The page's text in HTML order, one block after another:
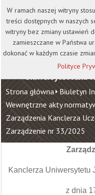
Kontakt
Wirtualna Uczelnia
Uniwersytet Jana
Strona główna Biuletyn
Wewnętrzne akty
Zarządzenia Kanclerza
Zarządzenie nr 33/2025
Kanclerza Uniwersytetu
z dnia
W ramach naszej witryny
treści dostępnych w naszych
witryny bez zmiany ustawień
zamieszczane w Państwa
dokonać w każdym czasie
Polityce